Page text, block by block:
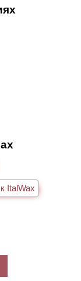
ItalWax